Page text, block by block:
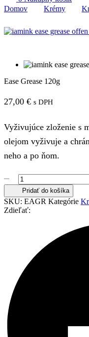
Domov
Krémy
Ease Grease 120g
27,00 € s DPH
Vyživujúce zloženie s
olejom vyživuje a
neho a po ňom.
množstvo
Ease
Grease
120g
Pridať do košíka
SKU: EAGR Kategórie
Zdieľať: